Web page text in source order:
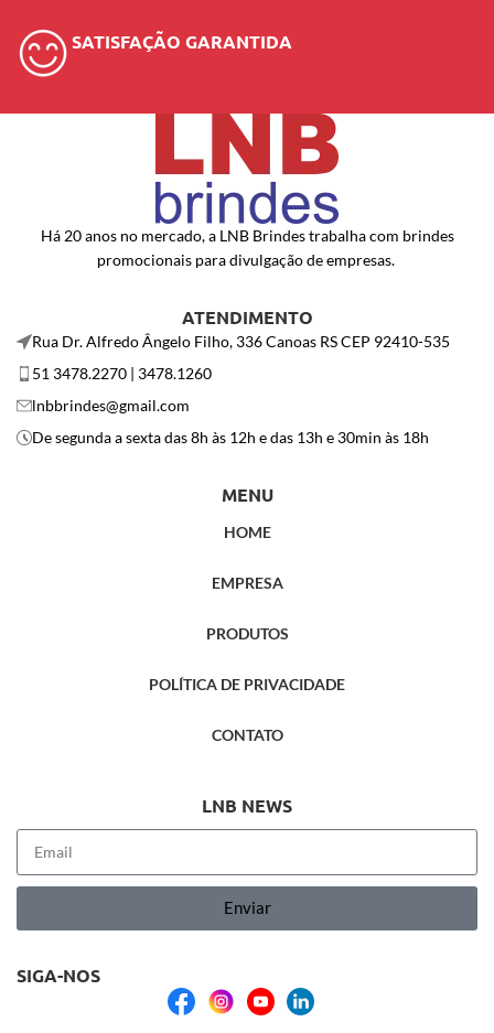
SATISFAÇÃO GARANTIDA
Há 20 anos no mercado, a LNB Brindes trabalha com brindes
promocionais para divulgação de empresas.
ATENDIMENTO
Rua Dr. Alfredo Ângelo Filho, 336 Canoas RS CEP 92410-535
51 3478.2270 | 3478.1260
lnbbrindes@gmail.com
De segunda a sexta das 8h às 12h e das 13h e 30min às 18h
MENU
HOME
EMPRESA
PRODUTOS
POLÍTICA DE PRIVACIDADE
CONTATO
LNB NEWS
Enviar
SIGA-NOS